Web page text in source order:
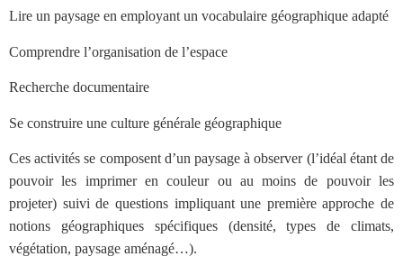
Lire un paysage en employant un vocabulaire géographique adapté
Comprendre l’organisation de l’espace
Recherche documentaire
Se construire une culture générale géographique
Ces activités se composent d’un paysage à observer (l’idéal étant de
pouvoir les imprimer en couleur ou au moins de pouvoir les
projeter) suivi de questions impliquant une première approche de
notions géographiques spécifiques (densité, types de climats,
végétation, paysage aménagé…).